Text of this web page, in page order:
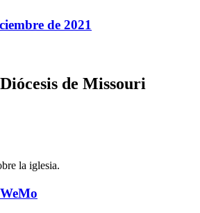
de 2021
de Missouri
la iglesia.